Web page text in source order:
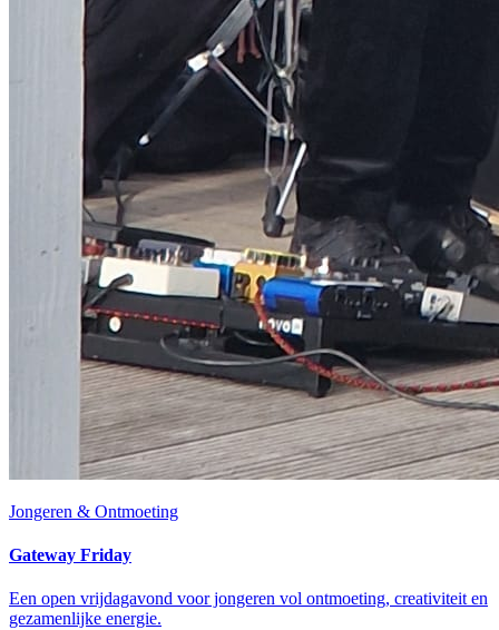
Jongeren & Ontmoeting
Gateway Friday
Een open vrijdagavond voor jongeren vol ontmoeting, creativiteit en
gezamenlijke energie.